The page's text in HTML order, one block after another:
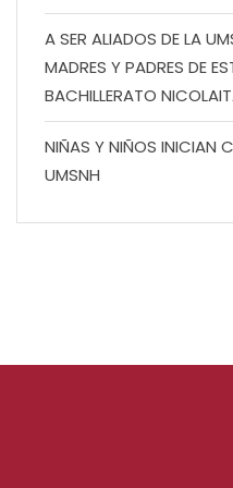
A SER ALIADOS DE LA
MADRES Y PADRES DE
BACHILLERATO
NIÑAS Y NIÑOS INICIAN
UMSNH